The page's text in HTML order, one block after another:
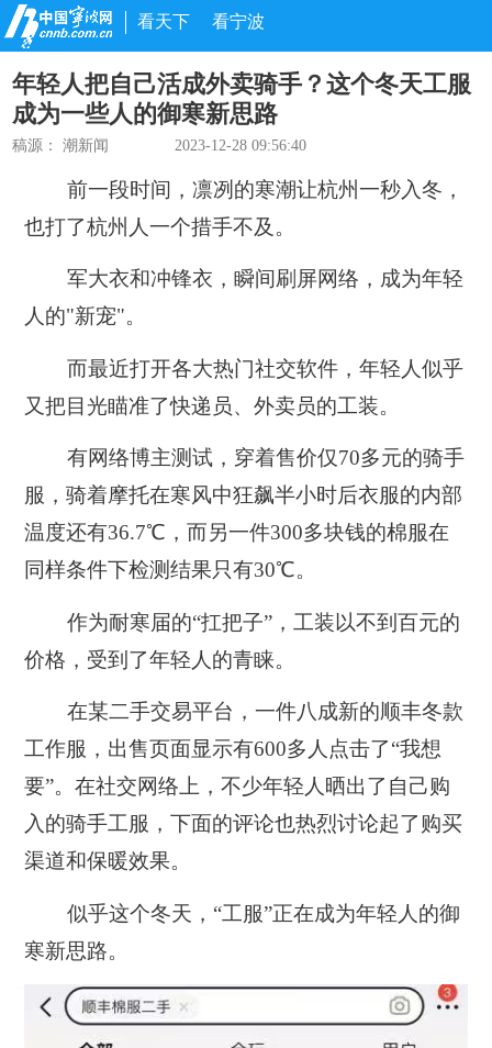
看天下 看宁波
年轻人把自己活成外卖骑手？这个冬天工服
成为一些人的御寒新思路
稿源：潮新闻 2023-12-28 09:56:40
前一段时间，凛冽的寒潮让杭州一秒入冬，
也打了杭州人一个措手不及。
军大衣和冲锋衣，瞬间刷屏网络，成为年轻
人的"新宠"。
而最近打开各大热门社交软件，年轻人似乎
又把目光瞄准了快递员、外卖员的工装。
有网络博主测试，穿着售价仅70多元的骑手
服，骑着摩托在寒风中狂飙半小时后衣服的内部
温度还有36.7℃，而另一件300多块钱的棉服在
同样条件下检测结果只有30℃。
作为耐寒届的“扛把子”，工装以不到百元的
价格，受到了年轻人的青睐。
在某二手交易平台，一件八成新的顺丰冬款
工作服，出售页面显示有600多人点击了“我想
要”。在社交网络上，不少年轻人晒出了自己购
入的骑手工服，下面的评论也热烈讨论起了购买
渠道和保暖效果。
似乎这个冬天，“工服”正在成为年轻人的御
寒新思路。